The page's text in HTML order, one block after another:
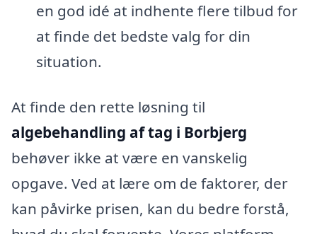
en god idé at indhente flere tilbud for
at finde det bedste valg for din
situation.
At finde den rette løsning til
algebehandling af tag i Borbjerg
behøver ikke at være en vanskelig
opgave. Ved at lære om de faktorer, der
kan påvirke prisen, kan du bedre forstå,